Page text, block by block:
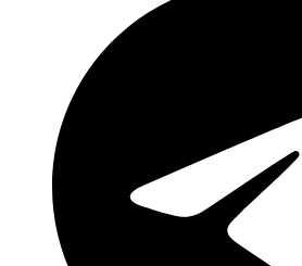
window